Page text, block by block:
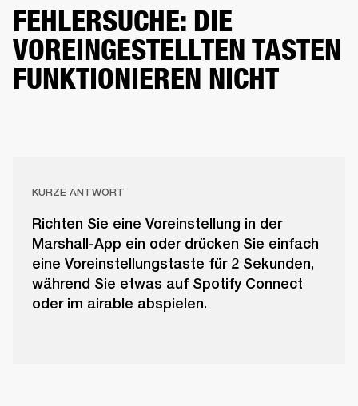
FEHLERSUCHE: DIE
VOREINGESTELLTEN TASTEN
FUNKTIONIEREN NICHT
KURZE ANTWORT
Richten Sie eine Voreinstellung in der
Marshall-App ein oder drücken Sie einfach
eine Voreinstellungstaste für 2 Sekunden,
während Sie etwas auf Spotify Connect
oder im airable abspielen.